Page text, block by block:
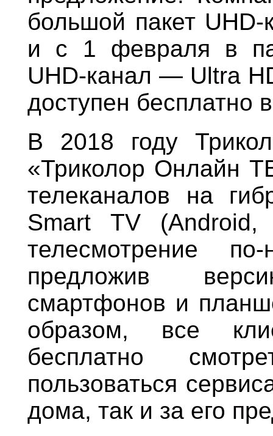
большой пакет
и с 1 февраля в
UHD-канал — Ultra
доступен бесплатно
В 2018 году
«Триколор Онлайн
телеканалов на
Smart TV
телесмотрение
предложив
смартфонов и
образом, все
бесплатно
пользоваться
дома, так и за его